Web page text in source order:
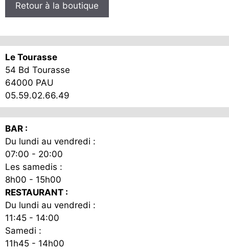
Retour à la boutique
Le Tourasse
54 Bd Tourasse
64000 PAU
05.59.02.66.49
BAR :
Du lundi au vendredi :
07:00 - 20:00
Les samedis :
8h00 - 15h00
RESTAURANT :
Du lundi au vendredi :
11:45 - 14:00
Samedi :
11h45 - 14h00